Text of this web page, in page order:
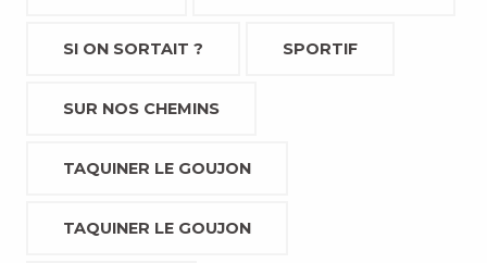
SI ON SORTAIT ? SPORTIF
SUR NOS CHEMINS
TAQUINER LE GOUJON
TAQUINER LE GOUJON